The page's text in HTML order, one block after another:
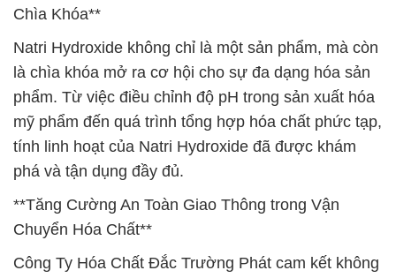
Chìa Khóa**
Natri Hydroxide không chỉ là một sản phẩm, mà còn
là chìa khóa mở ra cơ hội cho sự đa dạng hóa sản
phẩm. Từ việc điều chỉnh độ pH trong sản xuất hóa
mỹ phẩm đến quá trình tổng hợp hóa chất phức tạp,
tính linh hoạt của Natri Hydroxide đã được khám
phá và tận dụng đầy đủ.
**Tăng Cường An Toàn Giao Thông trong Vận
Chuyển Hóa Chất**
Công Ty Hóa Chất Đắc Trường Phát cam kết không